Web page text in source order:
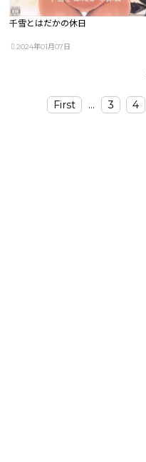
千雪とはだかの休日
2024年01月07日
First ... 3 4